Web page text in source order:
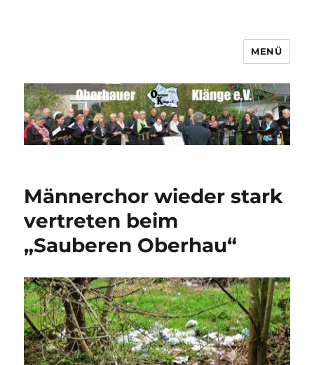
Männerchor Quirrenbach e.V.
MENÜ
Männerchor wieder stark
vertreten beim
„Sauberen Oberhau“